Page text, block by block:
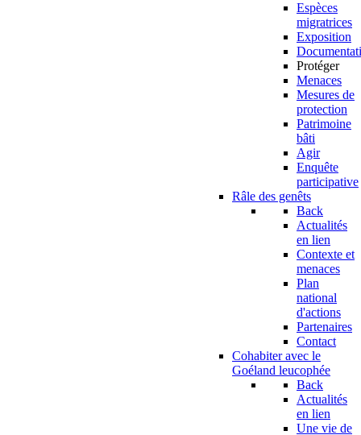
Espèces
migratrices
Exposition
Protéger
Menaces
Mesures de
protection
Patrimoine
bâti
Agir
Enquête
participative
Râle des genêts
Back
Actualités
en lien
Contexte et
menaces
Plan
national
d'actions
Partenaires
Contact
Cohabiter avec le
Goéland leucophée
Back
Actualités
en lien
Une vie de